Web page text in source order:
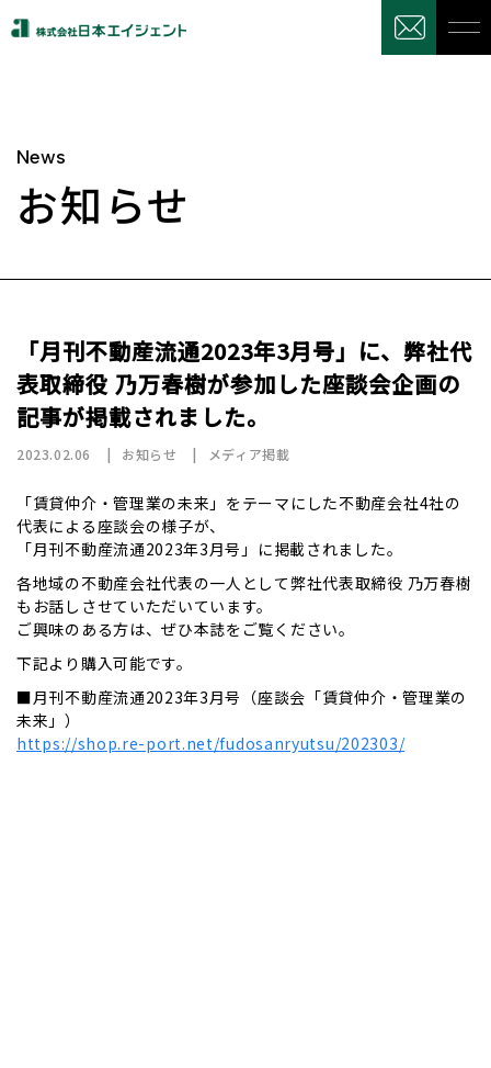
News
お知らせ
「月刊不動産流通2023年3月号」に、弊社代
表取締役 乃万春樹が参加した座談会企画の
記事が掲載されました。
2023.02.06 お知らせ メディア掲載
「賃貸仲介・管理業の未来」をテーマにした不動産会社4社の
代表による座談会の様子が、
「月刊不動産流通2023年3月号」に掲載されました。
各地域の不動産会社代表の一人として弊社代表取締役 乃万春樹
もお話しさせていただいています。
ご興味のある方は、ぜひ本誌をご覧ください。
下記より購入可能です。
■月刊不動産流通2023年3月号（座談会「賃貸仲介・管理業の
未来」）
https://shop.re-port.net/fudosanryutsu/202303/